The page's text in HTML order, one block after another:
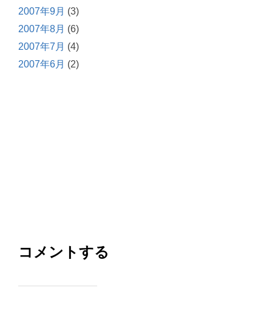
2007年9月 (3)
2007年8月 (6)
2007年7月 (4)
2007年6月 (2)
コメントする